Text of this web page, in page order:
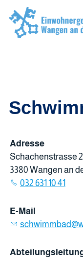
Adresse
Schachenstrasse
3380 Wangen an
032 631 10 41
E-Mail